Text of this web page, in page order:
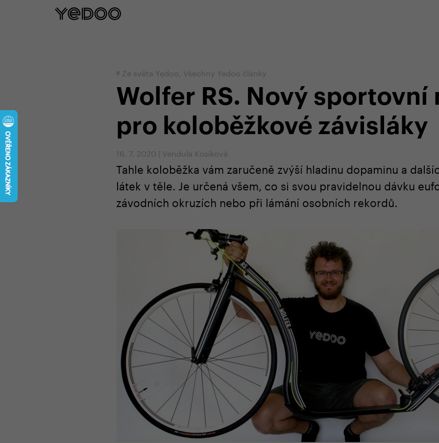
# Ze světa Yedoo, Všechny Yedoo články
Wolfer RS. Nový sportovní
pro koloběžkové závisláky
16. 7. 2020 Vendula Kosíková
Tahle koloběžka vám zaručeně zvýší hladinu dopaminu a
látek v těle. Je určená všem, co si svou pravidelnou dávku
závodních okruzích nebo při lámání osobních rekordů.